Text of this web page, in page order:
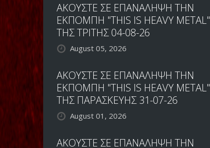
ΑΚΟΥΣΤΕ ΣΕ ΕΠΑΝΑΛΗΨΗ ΤΗΝ
ΕΚΠΟΜΠΗ "THIS IS HEAVY METAL"
ΤΗΣ ΤΡΙΤΗΣ 04-08-26
August 05, 2026
ΑΚΟΥΣΤΕ ΣΕ ΕΠΑΝΑΛΗΨΗ ΤΗΝ
ΕΚΠΟΜΠΗ "THIS IS HEAVY METAL"
ΤΗΣ ΠΑΡΑΣΚΕΥΗΣ 31-07-26
August 01, 2026
ΑΚΟΥΣΤΕ ΣΕ ΕΠΑΝΑΛΗΨΗ ΤΗΝ